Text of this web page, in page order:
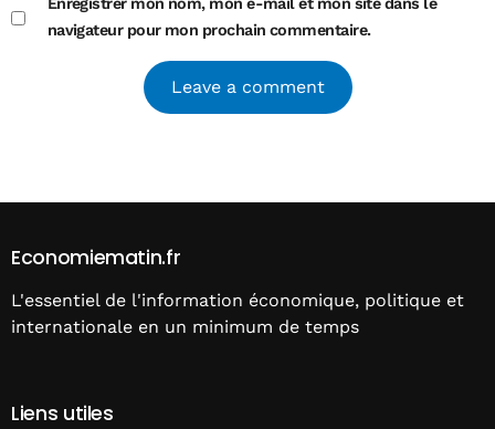
navigateur pour mon prochain commentaire.
Economiematin.fr
L'essentiel de l'information économique, politique et
internationale en un minimum de temps
Liens utiles